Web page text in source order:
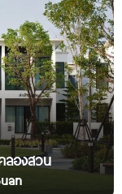
ลองสวน